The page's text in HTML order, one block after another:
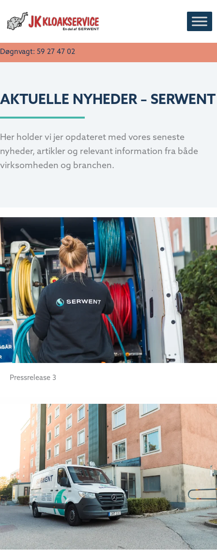
indholdet
Døgnvagt: 59 27 47 02
AKTUELLE NYHEDER – SERWENT
Her holder vi jer opdateret med vores seneste
nyheder, artikler og relevant information fra både
virksomheden og branchen.
Pressrelease 3